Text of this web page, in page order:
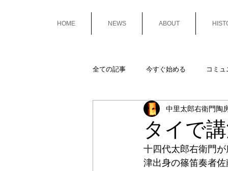
HOME NEWS ABOUT
全ての記事 今すぐ始める コミュ
タイで
中里太郎右衛門陶
十四代太郎右衛門
津出身の篠笛奏者